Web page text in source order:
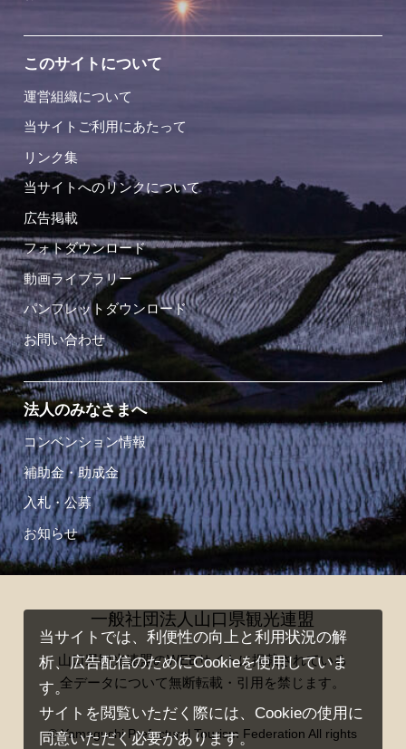
このサイトについて
運営組織について
当サイトご利用にあたって
リンク集
当サイトへのリンクについて
広告掲載
フォトダウンロード
動画ライブラリー
パンフレットダウンロード
お問い合わせ
法人のみなさまへ
コンベンション情報
補助金・助成金
入札・公募
お知らせ
一般社団法人山口県観光連盟
山口県観光連盟のWEBサイトに掲載されている
全データについて無断転載・引用を禁じます。
© Yamaguchi Prefectural Tourism Federation All rights
当サイトでは、利便性の向上と利用状況の解
析、広告配信のためにCookieを使用していま
す。
サイトを閲覧いただく際には、Cookieの使用に
同意いただく必要があります。